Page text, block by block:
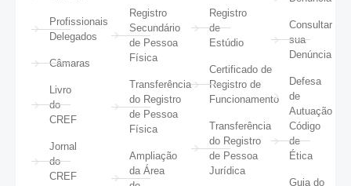
Profissionais
Delegados
Câmaras
Livro
do
CREF
Jornal
do
CREF
Registro
Secundário
de Pessoa
Física
Transferência
do Registro
de Pessoa
Física
Ampliação
da Área
Registro
de
Estúdio
Certificado de
Registro de
Funcionamento
Transferência
do Registro
de Pessoa
Jurídica
Consultar
sua
Denúncia
Defesa
de
Autuação
Código
de
Ética
Guia do